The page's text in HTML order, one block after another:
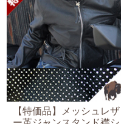
【特価品】メッシュレザ